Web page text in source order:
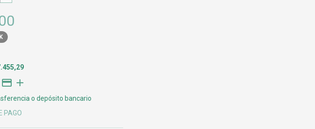
o depósito bancario
PAGO